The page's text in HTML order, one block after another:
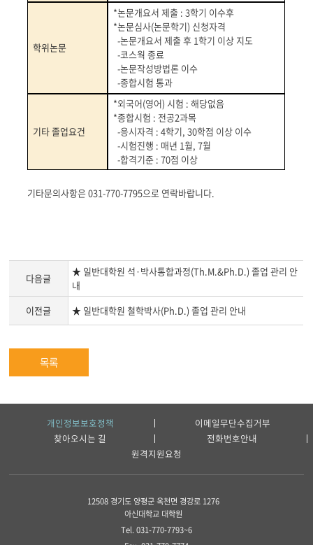
학위논문
*논문개요서 제출 : 3학기 이수후
*논문심사(논문학기) 신청자격
-논문개요서 제출 후 1학기 이상 지도
-코스웍 종료
-논문작성방법론 이수
-종합시험 통과
기타 졸업요건
*외국어(영어)시험 :해당없음
*종합시험 : 전공2과목
-응시자격 : 4학기, 30학점 이상 이수
-시험진행 : 매년 1월, 7월
-합격기준 : 70점 이상
기타문의사항은 031-770-7795으로 연락바랍니다.
다음글
★ 일반대학원 석·박사통합과정(Th.M.&Ph.D.) 졸업 관리 안
내
이전글
★ 일반대학원 철학박사(Ph.D.) 졸업 관리 안내
목록
개인정보보호정책
이메일무단수집거부
찾아오시는 길
전화번호안내
원격지원요청
12508 경기도 양평군 옥천면 경강로 1276
아신대학교 대학원
Tel. 031-770-7793~6